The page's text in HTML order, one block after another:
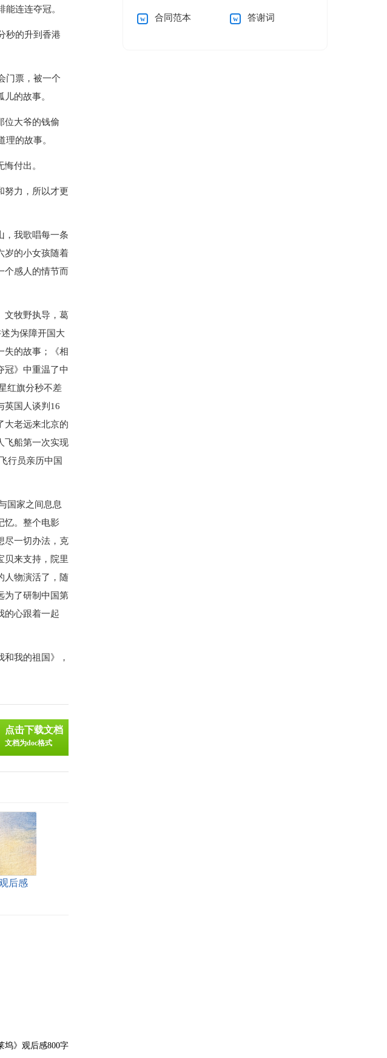
连连夺冠。
秒的升到香港
门票，被一个
的故事。
位大爷的钱偷
的故事。
付出。
努力，所以才更
，我歌唱每一条
岁的小女孩随着
个感人的情节而
文牧野执导，葛
为保障开国大
失的故事；《相
冠》中重温了中
红旗分秒不差
英国人谈判16
大老远来北京的
飞船第一次实现
行员亲历中国
国家之间息息
忆。整个电影
尽一切办法，克
贝来支持，院里
人物演活了，随
为了研制中国第
的心跟着一起
我的祖国》，
点击下载文档
文档为doc格式
后感
坞》观后感800字
合同范本 答谢词